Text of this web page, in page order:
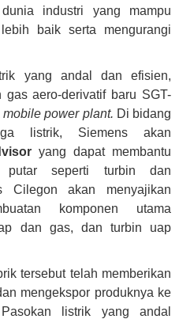
industri yang mampu
baik serta mengurangi
yang andal dan efisien,
aero-derivatif baru SGT-
mobile power plant. Di bidang
listrik, Siemens akan
yang dapat membantu
putar seperti turbin dan
Cilegon akan menyajikan
komponen utama
dan gas, dan turbin uap
tersebut telah memberikan
mengekspor produknya ke
listrik yang andal